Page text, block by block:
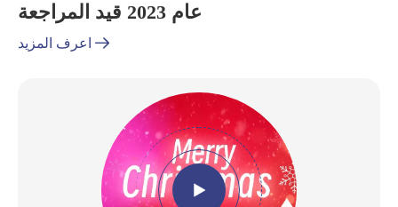
عام 2023 قيد المراجعة

